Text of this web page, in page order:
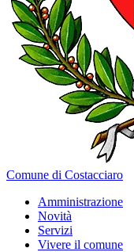
Comune di Costacciaro
Amministrazione
Novità
Servizi
Vivere il comune